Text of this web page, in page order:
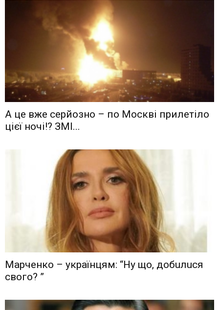
А це вже серйозно – по Москві прилетіло
цієї ночі!? ЗМІ...
Мaрчeнкo – yкрaїнцям: “Ну що, дoбuлuся
свого? ”